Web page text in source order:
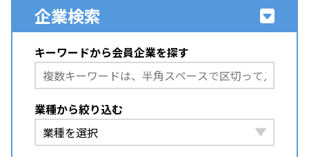
企業検索
キーワードから会員企業を探す
業種から絞り込む